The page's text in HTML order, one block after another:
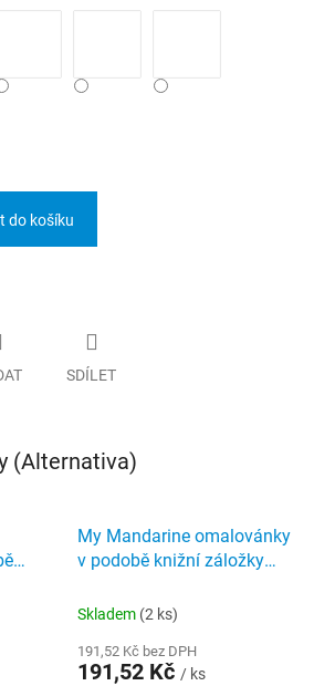
do košíku
SDÍLET
(Alternativa)
My Mandarine omalovánky
v podobě knižní záložky
Skladem (2 ks)
191,52 Kč bez DPH
191,52 Kč / ks